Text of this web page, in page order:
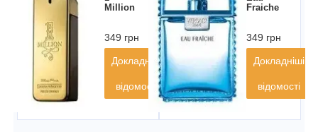
Million
349 грн
Докладніші
відомості
Fraiche
349 грн
Докладніші
відомості